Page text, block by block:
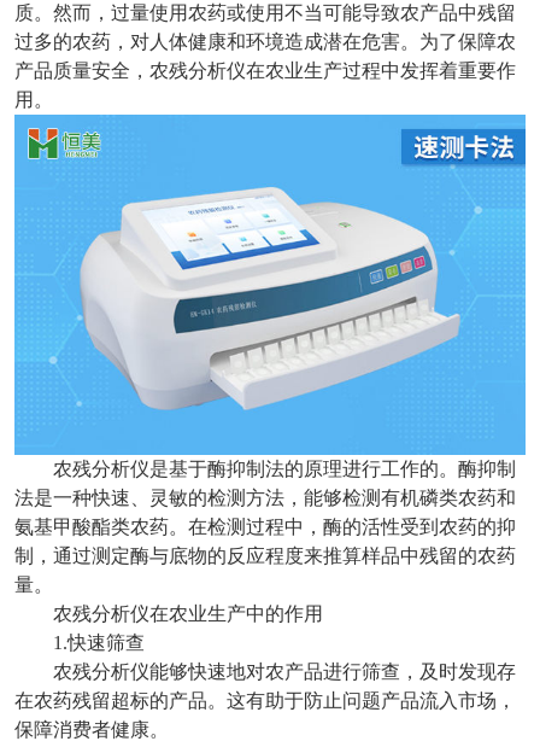
质。然而，过量使用农药或使用不当可能导致农产品中残留
过多的农药，对人体健康和环境造成潜在危害。为了保障农
产品质量安全， 农残分析仪在农业生产过程中发挥着重要作
用。
农残分析仪是基于酶抑制法的原理进行工作的。酶抑制
法是一种快速、灵敏的检测方法，能够检测有机磷类农药和
氨基甲酸酯类农药。在检测过程中，酶的活性受到农药的抑
制，通过测定酶与底物的反应程度来推算样品中残留的农药
量。
农残分析仪在农业生产中的作用
1.快速筛查
农残分析仪能够快速地对农产品进行筛查，及时发现存
在农药残留超标的产品。这有助于防止问题产品流入市场，
保障消费者健康。